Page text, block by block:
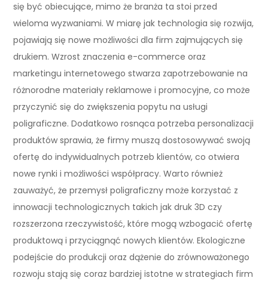
się być obiecujące, mimo że branża ta stoi przed
wieloma wyzwaniami. W miarę jak technologia się rozwija,
pojawiają się nowe możliwości dla firm zajmujących się
drukiem. Wzrost znaczenia e-commerce oraz
marketingu internetowego stwarza zapotrzebowanie na
różnorodne materiały reklamowe i promocyjne, co może
przyczynić się do zwiększenia popytu na usługi
poligraficzne. Dodatkowo rosnąca potrzeba personalizacji
produktów sprawia, że firmy muszą dostosowywać swoją
ofertę do indywidualnych potrzeb klientów, co otwiera
nowe rynki i możliwości współpracy. Warto również
zauważyć, że przemysł poligraficzny może korzystać z
innowacji technologicznych takich jak druk 3D czy
rozszerzona rzeczywistość, które mogą wzbogacić ofertę
produktową i przyciągnąć nowych klientów. Ekologiczne
podejście do produkcji oraz dążenie do zrównoważonego
rozwoju stają się coraz bardziej istotne w strategiach firm